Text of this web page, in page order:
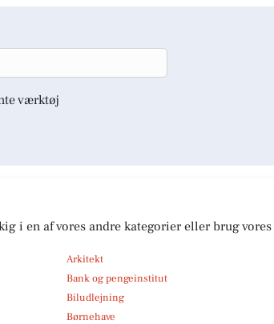
værktøj
i en af vores andre kategorier eller brug vores
Arkitekt
Bank og pengeinstitut
Biludlejning
Børnehave